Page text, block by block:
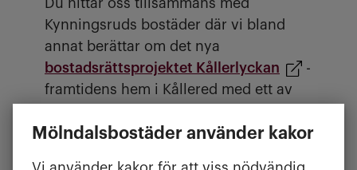
Mölndalsbostäder använder kakor
Du hittar oss tillsammans med
Kynningsruds bostäder där vi bland
annat berättar om det nya
bostadsrättsprojektet Kållerlyckan
-
framtidens hem i Kållered med ett av
Kålleredsdagens hemsida